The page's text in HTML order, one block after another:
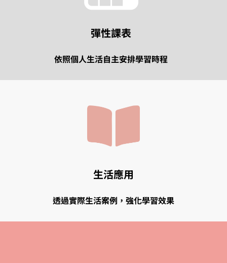
彈性課表
依照個人生活自主安排學習時程
生活應用
透過實際生活案例，強化學習效果